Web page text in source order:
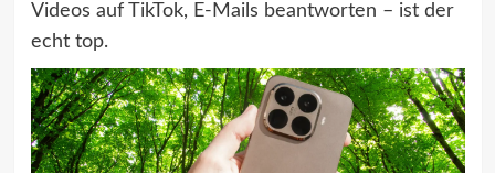
Videos auf TikTok, E-Mails beantworten – ist der
echt top.